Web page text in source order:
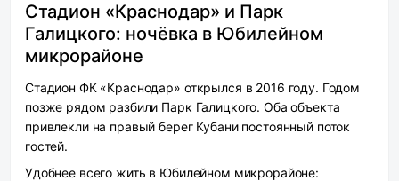
Стадион «Краснодар» и Парк
Галицкого: ночёвка в Юбилейном
микрорайоне
Стадион ФК «Краснодар» открылся в 2016 году. Годом
позже рядом разбили Парк Галицкого. Оба объекта
привлекли на правый берег Кубани постоянный поток
гостей.
Удобнее всего жить в Юбилейном микрорайоне: